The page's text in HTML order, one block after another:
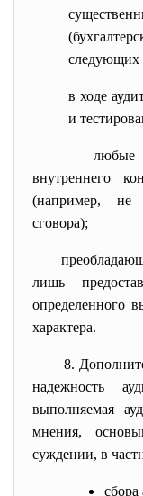
следующих
в ходе
и
любые
внутреннего
(например, не
сговора);
лишь
определенного
характера.
8.
надежность
выполняемая
мнения,
суждении, в
сбора